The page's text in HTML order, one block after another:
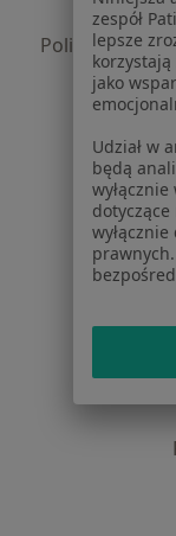
Polityka
Polityka
dane
zespół
lepsze
jako
Udział w
będą